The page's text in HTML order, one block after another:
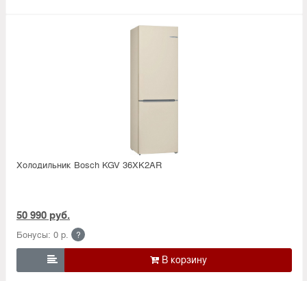
Холодильник Bosсh KGV 36XK2AR
50 990 руб.
Бонусы: 0 р. ?
